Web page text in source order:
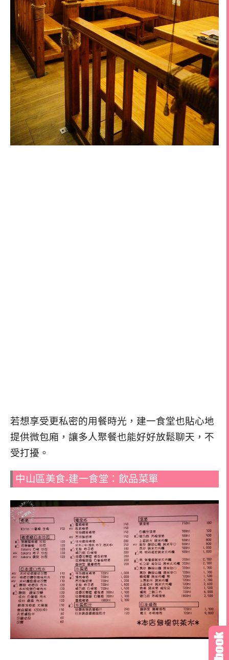
若想享受更私密的用餐時光，建一食堂也貼心地
提供微包廂，讓多人聚餐也能好好放鬆聊天，不
受打擾。
中山區美食-建一食堂：飲品菜單